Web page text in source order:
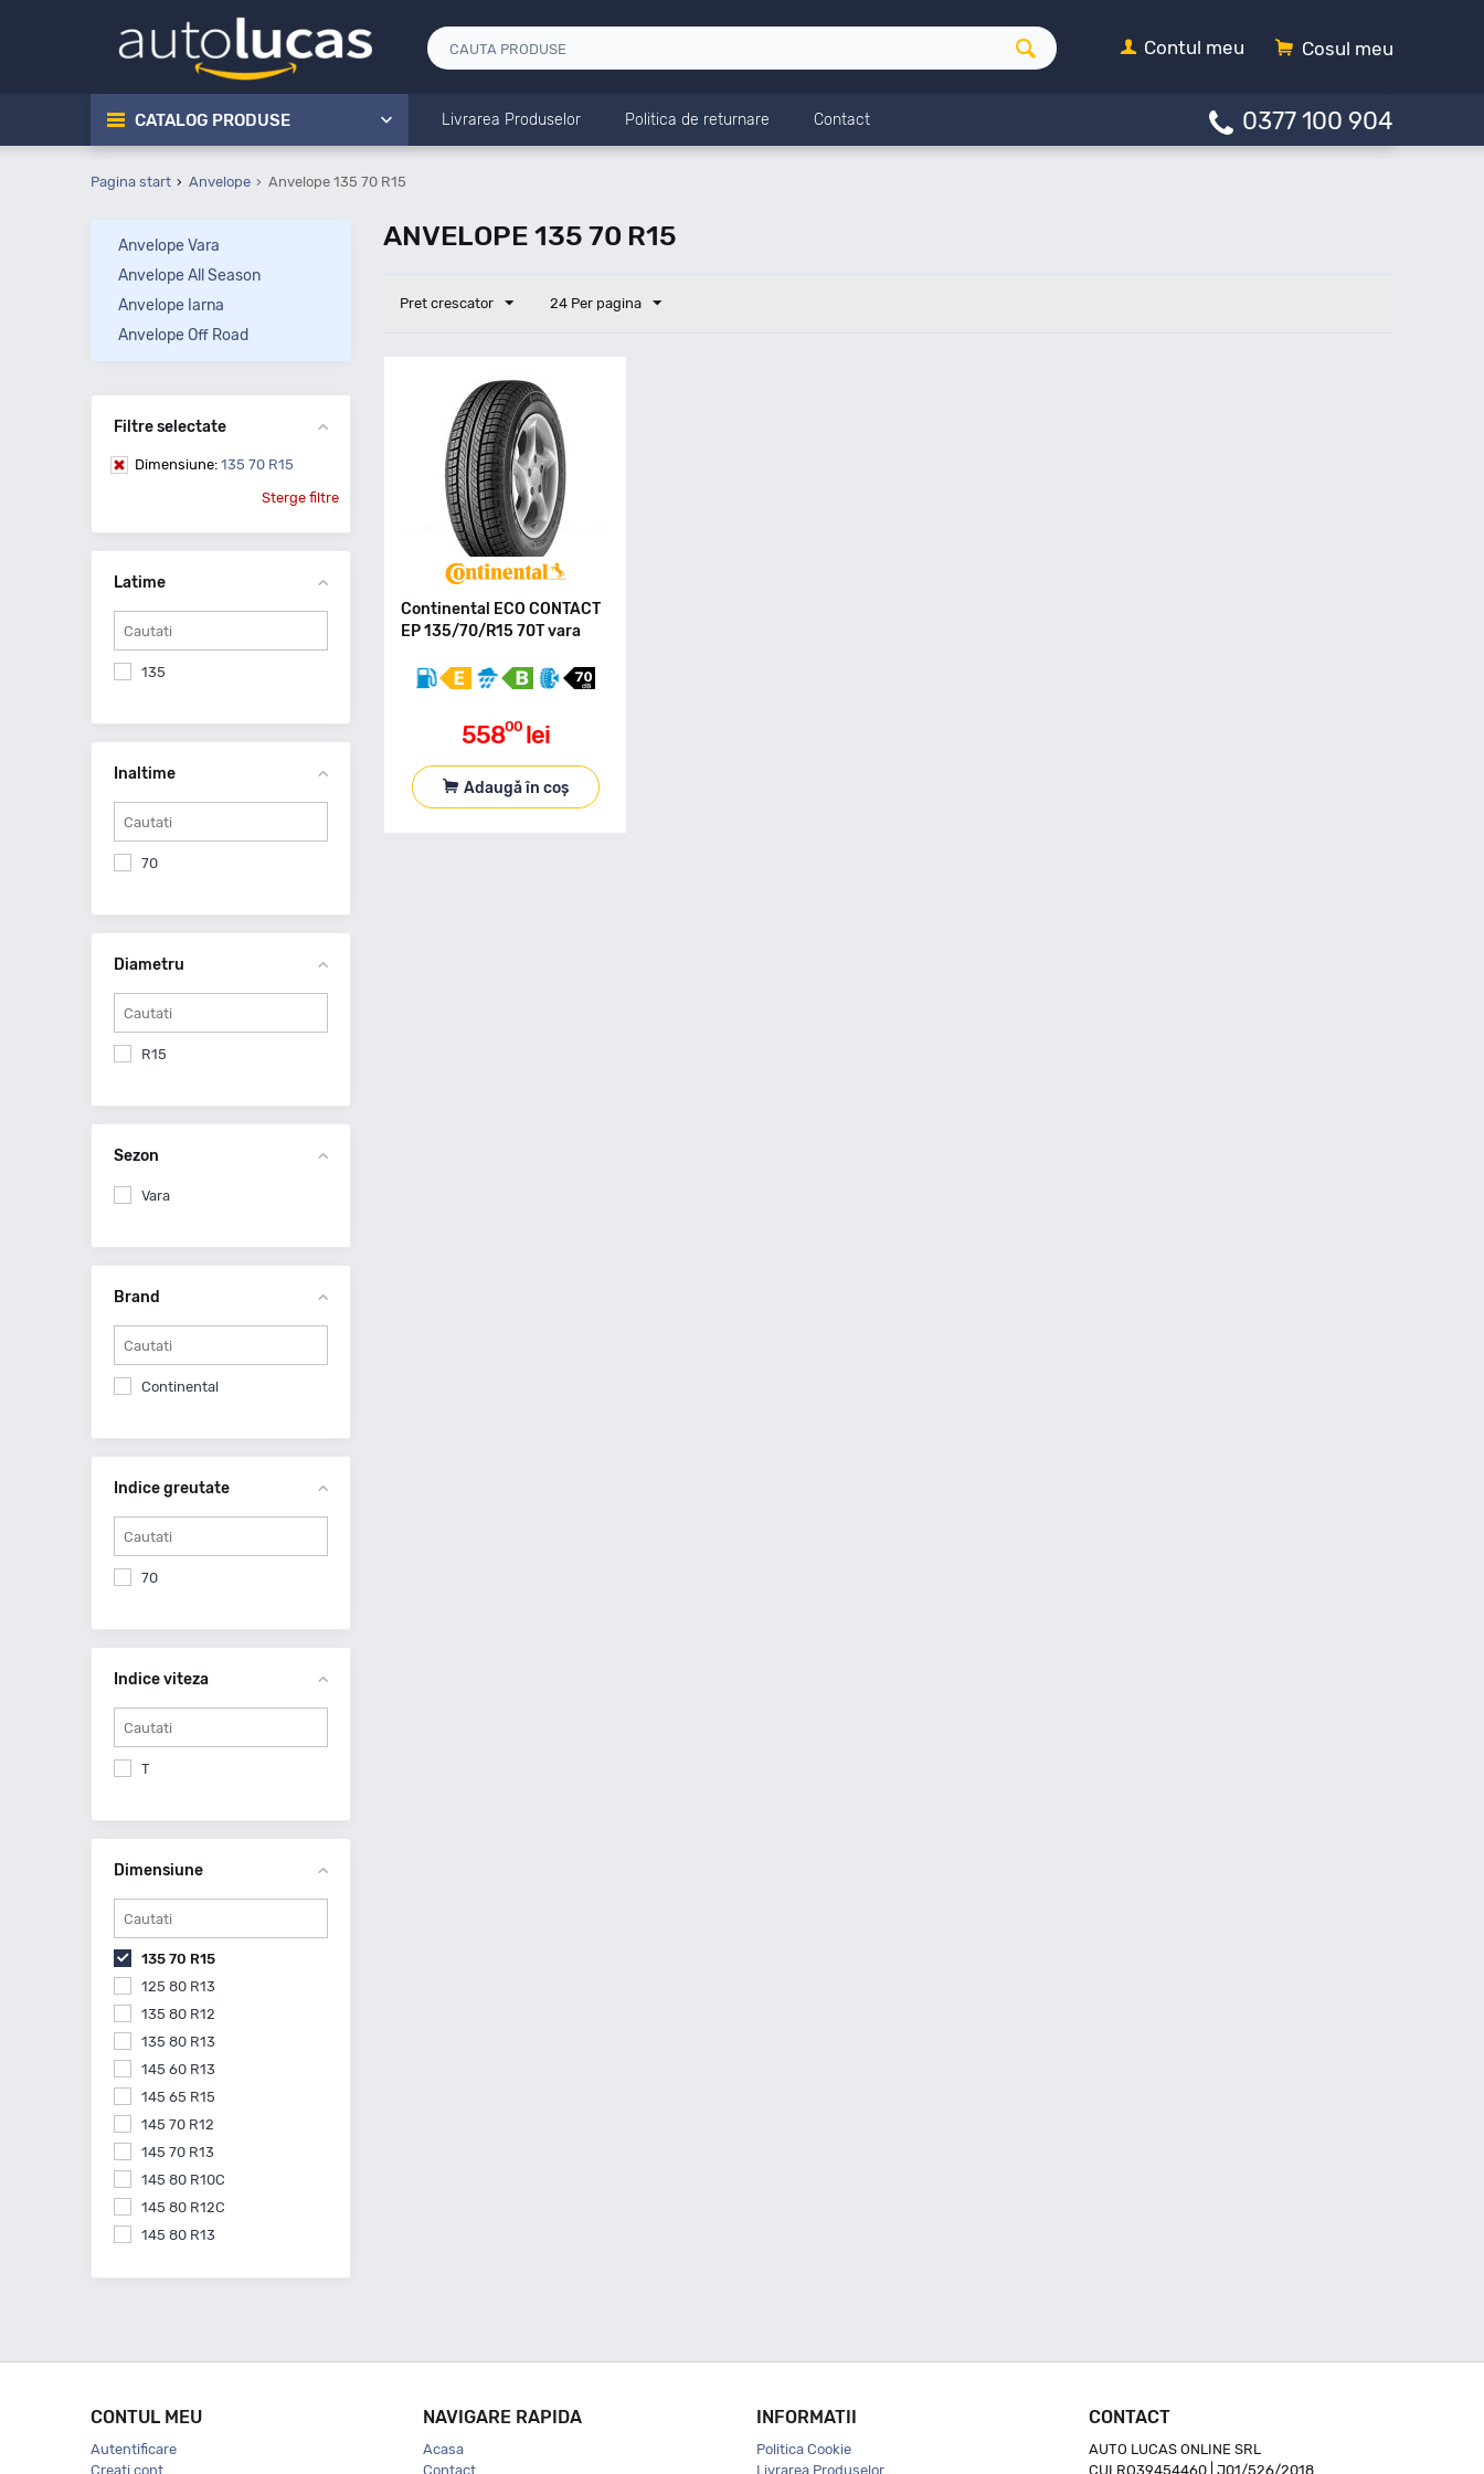
Cosul meu
Contul meu
CATALOG PRODUSE Livrarea Produselor Politica de returnare Contact 0377 100 904
Pagina start Anvelope Anvelope 135 70 R15
ANVELOPE 135 70 R15
Pret crescator 24 Per pagina
Continental ECO CONTACT
EP 135/70/R15 70T vara
55800 lei
Adaugă în coș
Anvelope Vara
Anvelope All Season
Anvelope Iarna
Anvelope Off Road
Filtre selectate
Dimensiune: 135 70 R15
Sterge filtre
Latime
135
Inaltime
70
Diametru
R15
Sezon
Vara
Brand
Continental
Indice greutate
70
Indice viteza
T
Dimensiune
135 70 R15
125 80 R13
135 80 R12
135 80 R13
145 60 R13
145 65 R15
145 70 R12
145 70 R13
145 80 R10C
145 80 R12C
145 80 R13
155 65 R15
155 70 R13
CONTUL MEU
Autentificare
Creati cont
NAVIGARE RAPIDA
Acasa
Contact
INFORMATII
Politica Cookie
Livrarea Produselor
CONTACT
AUTO LUCAS ONLINE SRL
CUI RO39454460 | J01/526/2018